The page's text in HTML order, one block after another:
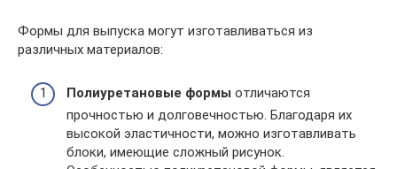
Формы для выпуска могут изготавливаться из
различных материалов:
Полиуретановые формы отличаются
прочностью и долговечностью. Благодаря их
высокой эластичности, можно изготавливать
блоки, имеющие сложный рисунок.